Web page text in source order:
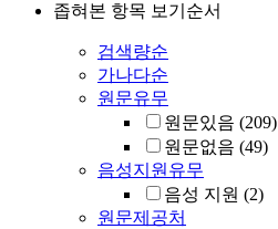
좁혀본 항목 보기순서
검색량순
가나다순
원문유무
원문있음 (209)
원문없음 (49)
음성지원유무
음성 지원 (2)
원문제공처